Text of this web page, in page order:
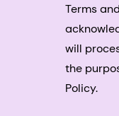
Terms
will
the
Policy.